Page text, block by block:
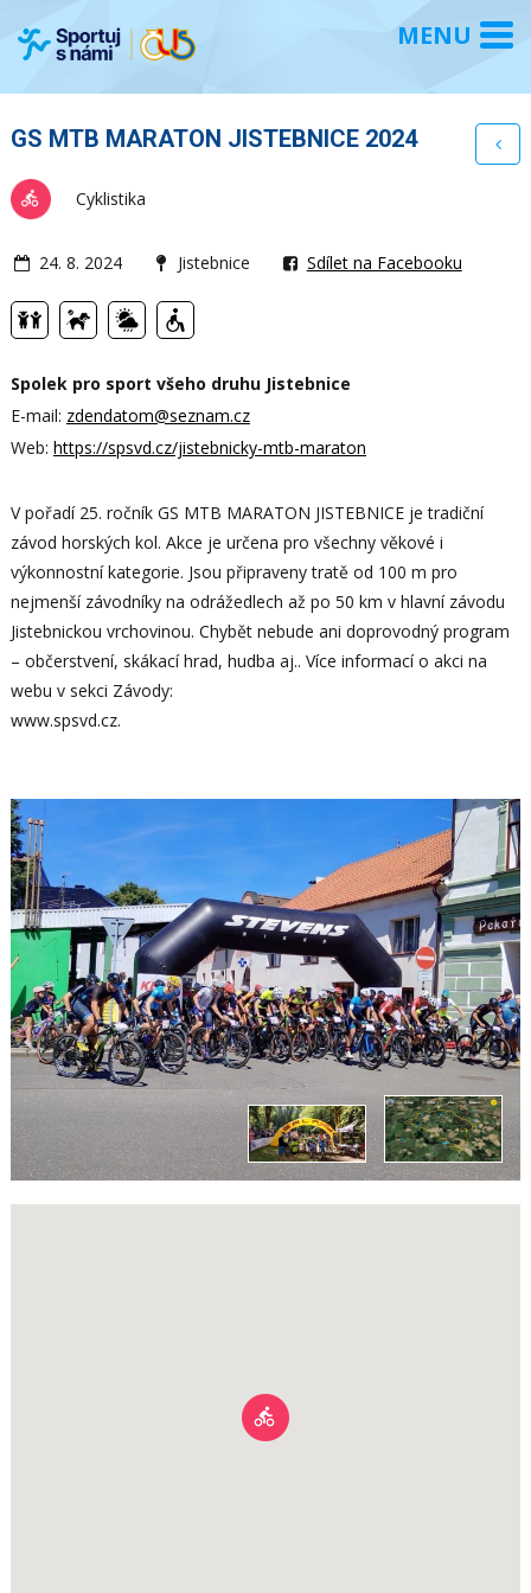
GS MTB MARATON JISTEBNICE 2024
Cyklistika
24. 8. 2024 Jistebnice Sdílet na Facebooku
Spolek pro sport všeho druhu Jistebnice
E-mail: zdendatom@seznam.cz
Web: https://spsvd.cz/jistebnicky-mtb-maraton
V pořadí 25. ročník GS MTB MARATON JISTEBNICE je tradiční
závod horských kol. Akce je určena pro všechny věkové i
výkonnostní kategorie. Jsou připraveny tratě od 100 m pro
nejmenší závodníky na odrážedlech až po 50 km v hlavní závodu
Jistebnickou vrchovinou. Chybět nebude ani doprovodný program
– občerstvení, skákací hrad, hudba aj.. Více informací o akci na
webu v sekci Závody:
www.spsvd.cz.